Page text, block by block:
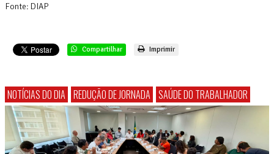
Fonte: DIAP
Compartilhar Imprimir
NOTÍCIAS DO DIA REDUÇÃO DE JORNADA SAÚDE DO TRABALHADOR